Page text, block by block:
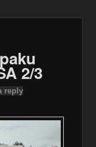
2/3
reply